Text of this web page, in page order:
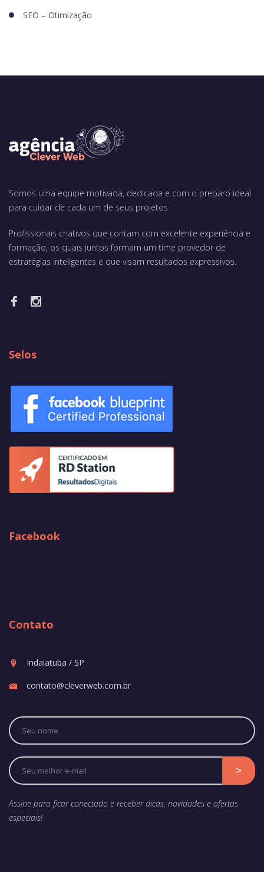
SEO – Otimização
Somos uma equipe motivada, dedicada e com o preparo ideal
para cuidar de cada um de seus projetos
Profissionais criativos que contam com excelente experiência e
formação, os quais juntos formam um time provedor de
estratégias inteligentes e que visam resultados expressivos.
Selos
Facebook
Contato
Indaiatuba / SP
contato@cleverweb.com.br
Assine para ficar conectado e receber dicas, novidades e ofertas
especiais!